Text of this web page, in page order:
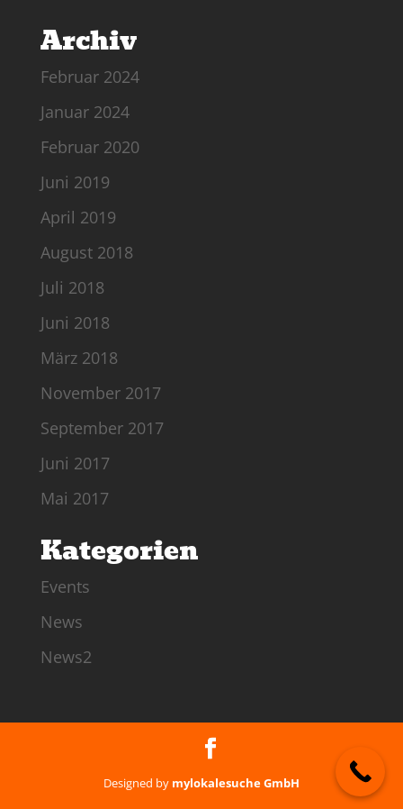
Archiv
Februar 2024
Januar 2024
Februar 2020
Juni 2019
April 2019
August 2018
Juli 2018
Juni 2018
März 2018
November 2017
September 2017
Juni 2017
Mai 2017
Kategorien
Events
News
News2
Designed by mylokalesuche GmbH